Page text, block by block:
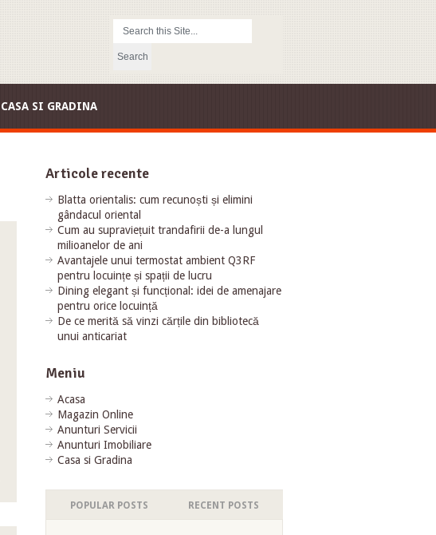
CASA SI GRADINA
Articole recente
Blatta orientalis: cum recunoști și elimini
gândacul oriental
Cum au supraviețuit trandafirii de-a lungul
milioanelor de ani
Avantajele unui termostat ambient Q3RF
pentru locuințe și spații de lucru
Dining elegant și funcțional: idei de amenajare
pentru orice locuință
De ce merită să vinzi cărțile din bibliotecă
unui anticariat
Meniu
Acasa
Magazin Online
Anunturi Servicii
Anunturi Imobiliare
Casa si Gradina
POPULAR POSTS RECENT POSTS